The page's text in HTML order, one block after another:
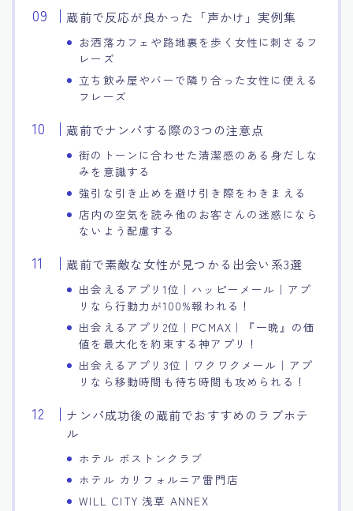
蔵前で反応が良かった「声かけ」実例集
お洒落カフェや路地裏を歩く女性に刺さるフ
レーズ
立ち飲み屋やバーで隣り合った女性に使える
フレーズ
蔵前でナンパする際の3つの注意点
街のトーンに合わせた清潔感のある身だしな
みを意識する
強引な引き止めを避け引き際をわきまえる
店内の空気を読み他のお客さんの迷惑になら
ないよう配慮する
蔵前で素敵な女性が見つかる出会い系3選
出会えるアプリ1位｜ハッピーメール｜アプ
リなら行動力が100%報われる！
出会えるアプリ2位｜PCMAX｜『一晩』の価
値を最大化を約束する神アプリ！
出会えるアプリ3位｜ワクワクメール｜アプ
リなら移動時間も待ち時間も攻められる！
ナンパ成功後の蔵前でおすすめのラブホテ
ル
ホテル ボストンクラブ
ホテル カリフォルニア雷門店
WILL CITY 浅草 ANNEX